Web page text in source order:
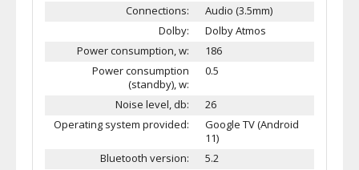
Connections:
Audio (3.5mm)
Dolby:
Dolby Atmos
Power consumption, w:
186
Power consumption
(standby), w:
0.5
Noise level, db:
26
Operating system provided:
Google TV (Android
11)
Bluetooth version:
5.2